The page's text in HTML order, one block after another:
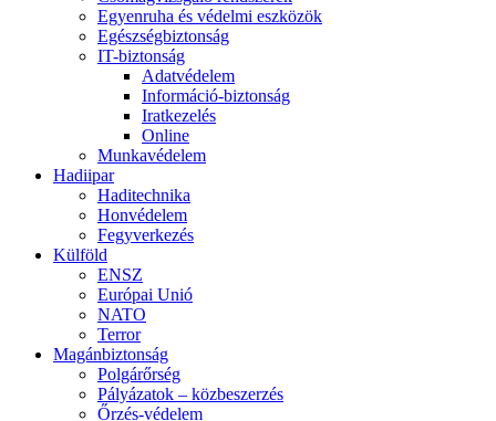
Egyenruha és védelmi eszközök
Egészségbiztonság
IT-biztonság
Adatvédelem
Információ-biztonság
Iratkezelés
Online
Munkavédelem
Hadiipar
Haditechnika
Honvédelem
Fegyverkezés
Külföld
ENSZ
Európai Unió
NATO
Terror
Magánbiztonság
Polgárőrség
Pályázatok – közbeszerzés
Őrzés-védelem